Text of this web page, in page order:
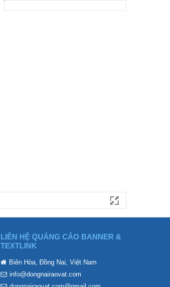
LIÊN HỆ QUẢNG CÁO BANNER &
TEXTLINK
Biên Hòa, Đồng Nai, Việt Nam
info@dongnairaovat.com